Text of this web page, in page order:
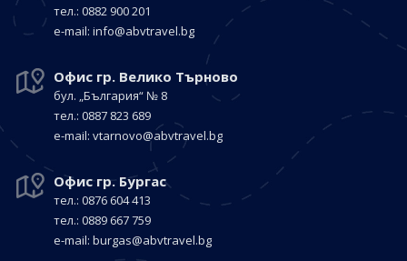
тел.: 0882 900 201
е-mail: info@abvtravel.bg
Офис гр. Велико Търново
бул. „България“ № 8
тел.: 0887 823 689
е-mail: vtarnovo@abvtravel.bg
Офис гр. Бургас
тел.: 0876 604 413
тел.: 0889 667 759
е-mail: burgas@abvtravel.bg